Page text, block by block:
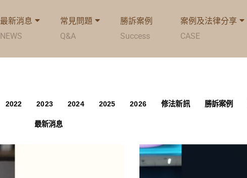
最新消息
NEWS
常見問題
Q&A
勝訴案例
Success
案例及法律分享
CASE
2022 2023 2024 2025 2026 修法新訊 勝訴案例
最新消息